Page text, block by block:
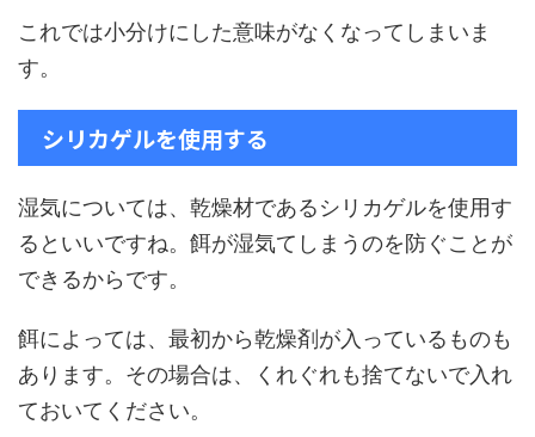
これでは小分けにした意味がなくなってしまいま
す。
シリカゲルを使用する
湿気については、乾燥材であるシリカゲルを使用す
るといいですね。餌が湿気てしまうのを防ぐことが
できるからです。
餌によっては、最初から乾燥剤が入っているものも
あります。その場合は、くれぐれも捨てないで入れ
ておいてください。